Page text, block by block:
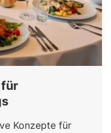
für
Konzepte für